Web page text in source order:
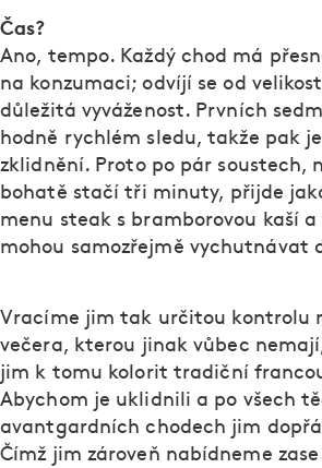
Čas?
Ano, tempo. Každý chod má
na konzumaci; odvíjí se od
důležitá vyváženost. Prvních
hodně rychlém sledu, takže pak
zklidnění. Proto po pár soustech,
bohatě stačí tři minuty, přijde
menu steak s bramborovou kaší
mohou samozřejmě vychutnávat
Vracíme jim tak určitou kontrolu
večera, kterou jinak vůbec
jim k tomu kolorit tradiční
Abychom je uklidnili a po všech
avantgardních chodech jim
Čímž jim zároveň nabídneme